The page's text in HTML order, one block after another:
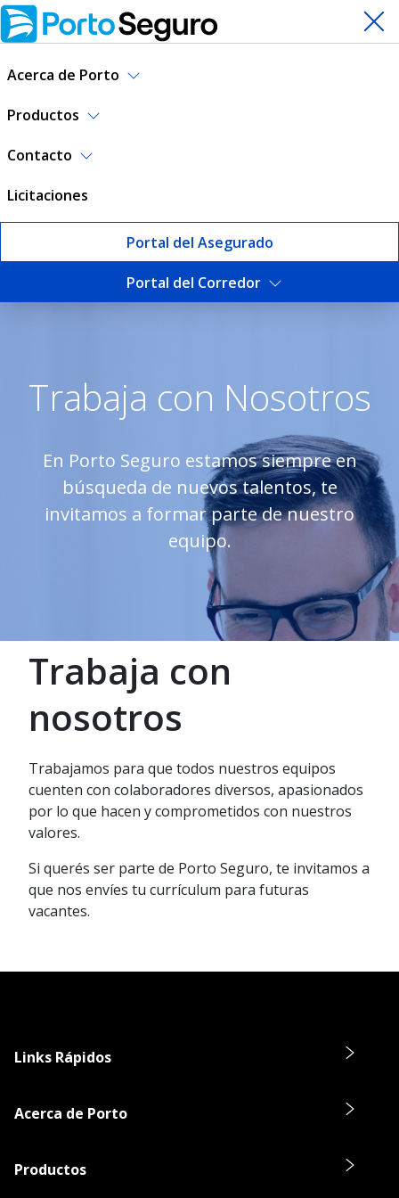
Acerca de Porto
Productos
Contacto
Licitaciones
Portal del Asegurado
Portal del Corredor
Trabaja con nosotros |
Trabaja con Nosotros
En Porto Seguro estamos siempre en
búsqueda de nuevos talentos, te
invitamos a formar parte de nuestro
equipo.
Trabaja con
nosotros
Trabajamos para que todos nuestros equipos
cuenten con colaboradores diversos, apasionados
por lo que hacen y comprometidos con nuestros
valores.
Si querés ser parte de Porto Seguro, te invitamos a
que nos envíes tu currículum para futuras
vacantes.
Links Rápidos
Acerca de Porto
Productos